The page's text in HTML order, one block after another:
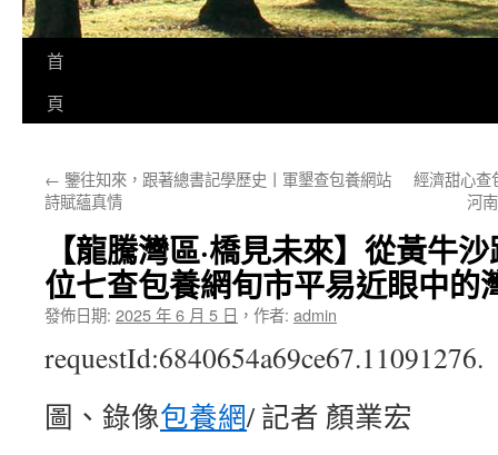
首
頁
← 鑒往知來，跟著總書記學歷史丨軍墾查包養網站
詩賦蘊真情
經濟甜心
河
【龍騰灣區·橋見未來】從黃牛
位七查包養網旬市平易近眼中的
發佈日期: 2025 年 6 月 5 日 ， 作者: admin
requestId:6840654a69ce67.11091276.
圖、錄像包養網/ 記者 顏業宏